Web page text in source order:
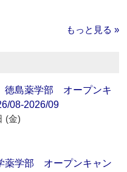
もっと見る »
島薬学部 オープンキ
08-2026/09
(金)
薬学部 オープンキャン